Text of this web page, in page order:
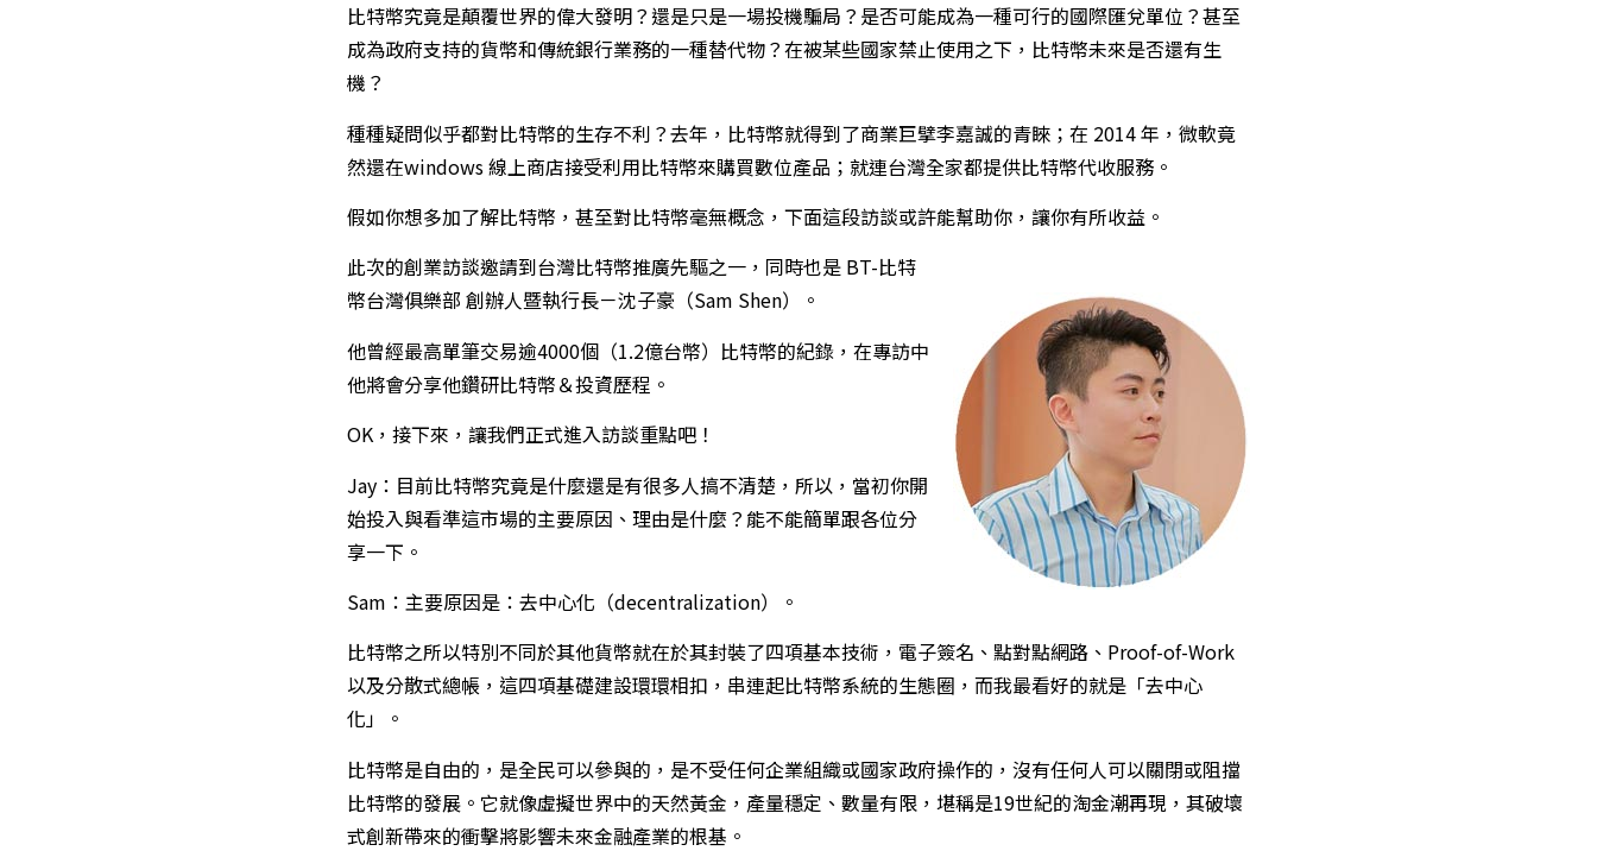
比特幣究竟是顛覆世界的偉大發明？還是只是一場投機騙局？是否可能成為一種可行的國際匯兌單位？甚至
成為政府支持的貨幣和傳統銀行業務的一種替代物？在被某些國家禁止使用之下，比特幣未來是否還有生
機？
種種疑問似乎都對比特幣的生存不利？去年，比特幣就得到了商業巨擘李嘉誠的青睞；在 2014 年，微軟竟
然還在windows 線上商店接受利用比特幣來購買數位產品；就連台灣全家都提供比特幣代收服務。
假如你想多加了解比特幣，甚至對比特幣毫無概念，下面這段訪談或許能幫助你，讓你有所收益。
此次的創業訪談邀請到台灣比特幣推廣先驅之一，同時也是 BT-比特
幣台灣俱樂部 創辦人暨執行長－沈子豪（Sam Shen）。
他曾經最高單筆交易逾4000個（1.2億台幣）比特幣的紀錄，在專訪中
他將會分享他鑽研比特幣＆投資歷程。
OK，接下來，讓我們正式進入訪談重點吧！
Jay：目前比特幣究竟是什麼還是有很多人搞不清楚，所以，當初你開
始投入與看準這市場的主要原因、理由是什麼？能不能簡單跟各位分
享一下。
Sam：主要原因是：去中心化（decentralization）。
比特幣之所以特別不同於其他貨幣就在於其封裝了四項基本技術，電子簽名、點對點網路、Proof-of-Work
以及分散式總帳，這四項基礎建設環環相扣，串連起比特幣系統的生態圈，而我最看好的就是「去中心
化」。
比特幣是自由的，是全民可以參與的，是不受任何企業組織或國家政府操作的，沒有任何人可以關閉或阻擋
比特幣的發展。它就像虛擬世界中的天然黃金，產量穩定、數量有限，堪稱是19世紀的淘金潮再現，其破壞
式創新帶來的衝擊將影響未來金融產業的根基。